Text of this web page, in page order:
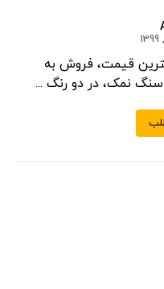
قیمت، فروش به
نمک، در دو رنگ ...